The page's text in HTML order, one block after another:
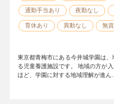
通勤手当あり 夜勤なし
育休あり 異動なし 無
東京都青梅市にある今井城学園は
る児童養護施設です。 地域の方が
ほど、学園に対する地域理解が進